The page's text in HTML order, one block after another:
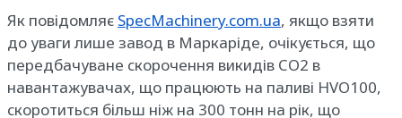
Як повідомляє SpecMachinery.com.ua, якщо взяти
до уваги лише завод в Маркаріде, очікується, що
передбачуване скорочення викидів CO2 в
навантажувачах, що працюють на паливі HVO100,
скоротиться більш ніж на 300 тонн на рік, що